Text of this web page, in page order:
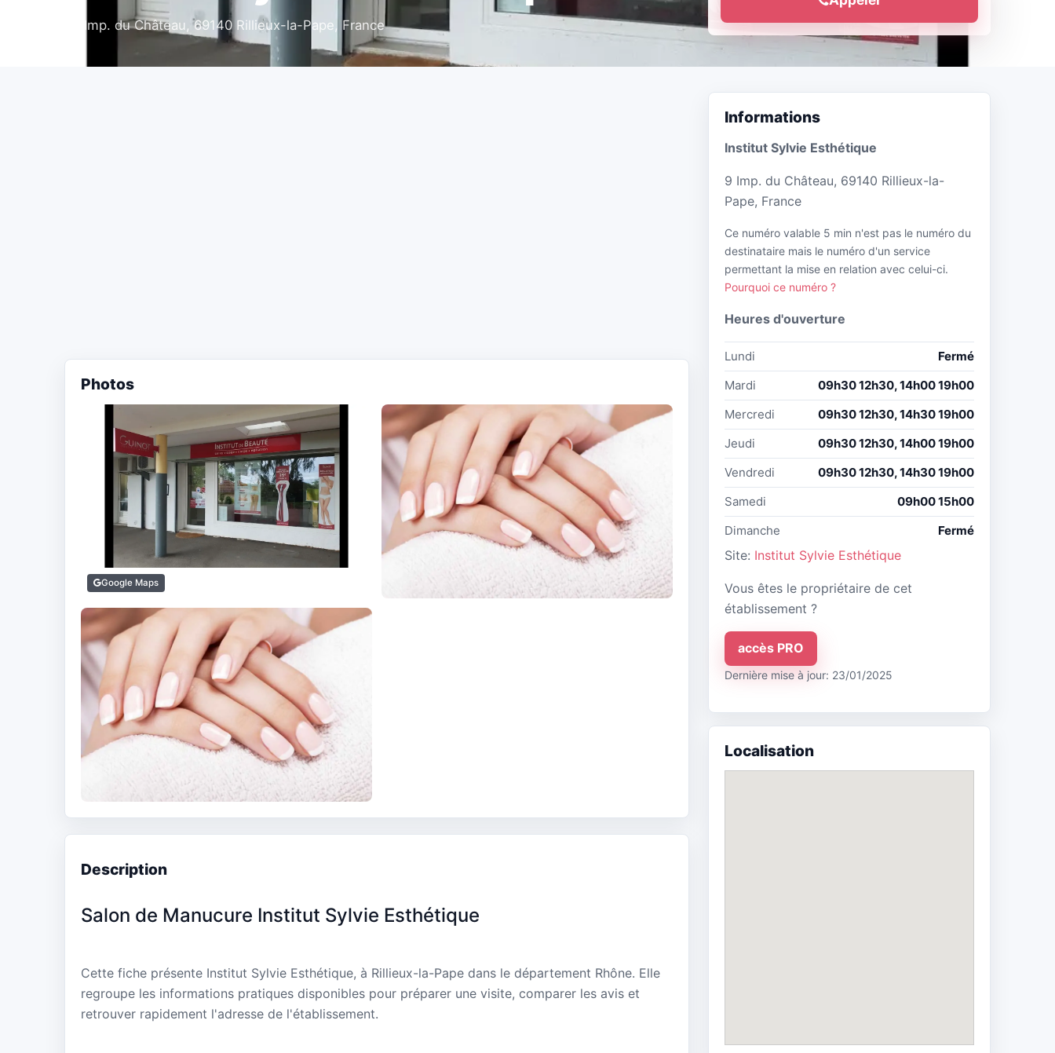
9 Imp. du Château, 69140 Rillieux-la-Pape, France
Photos
Google Maps
Description
Salon de Manucure Institut Sylvie Esthétique
Cette fiche présente Institut Sylvie Esthétique, à Rillieux-la-Pape dans le département Rhône. Elle
regroupe les informations pratiques disponibles pour préparer une visite, comparer les avis et
retrouver rapidement l'adresse de l'établissement.
Informations
Institut Sylvie Esthétique
9 Imp. du Château, 69140 Rillieux-la-
Pape, France
Ce numéro valable 5 min n'est pas le numéro du
destinataire mais le numéro d'un service
permettant la mise en relation avec celui-ci.
Pourquoi ce numéro ?
Heures d'ouverture
Lundi
Fermé
Mardi
09h30 12h30, 14h00 19h00
Mercredi
09h30 12h30, 14h30 19h00
Jeudi
09h30 12h30, 14h00 19h00
Vendredi
09h30 12h30, 14h30 19h00
Samedi
09h00 15h00
Dimanche
Fermé
Site: Institut Sylvie Esthétique
Vous êtes le propriétaire de cet
établissement ?
accès PRO
Dernière mise à jour: 23/01/2025
Localisation